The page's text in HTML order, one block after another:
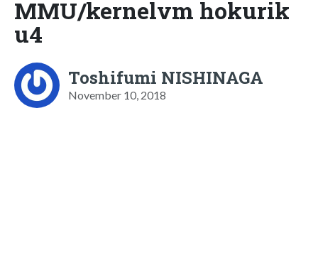
MMU/kernelvm hokurik
u4
Toshifumi NISHINAGA
November 10, 2018